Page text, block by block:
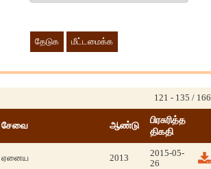
121 - 135 / 166
சேவை ஆண்டு
பிரசுரித்த
திகதி
ஏனைய 2013
2015-05-
26